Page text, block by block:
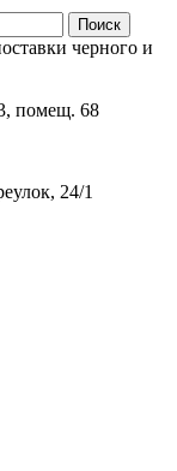
Поиск
черного и
помещ. 68
24/1